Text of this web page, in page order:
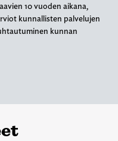
10 vuoden aikana,
kunnallisten palvelujen
kunnan